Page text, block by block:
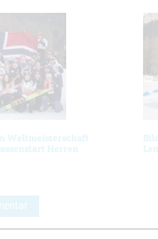
Weltmeisterschaft
Herren